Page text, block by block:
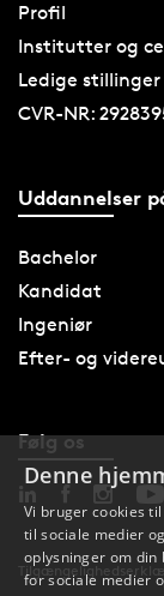
Profil
Institutter og
Ledige stillinger
CVR-NR:
Uddannelser
Bachelor
Kandidat
Ingeniør
Efter- og
Følg os
Denne
Vi bruger cookies
til sociale medier
oplysninger om din
for sociale medier